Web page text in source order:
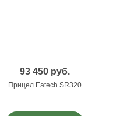
93 450 руб.
Прицел Eatech SR320